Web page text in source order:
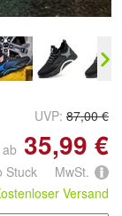
UVP: 87,00 €
ab 35,99 €
Stuck MwSt.
Versand